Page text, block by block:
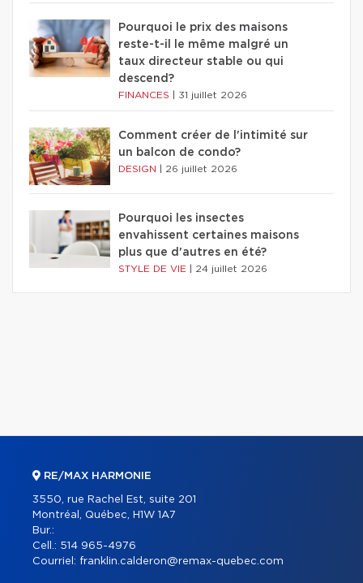
Pourquoi le prix des maisons
reste-t-il le même malgré un
taux directeur stable ou qui
descend?
FINANCES 31 juillet 2026
Comment créer de l'intimité sur
un balcon de condo?
DESIGN 26 juillet 2026
Pourquoi les insectes
envahissent certaines maisons
plus que d'autres en été?
STYLE DE VIE 24 juillet 2026
RE/MAX HARMONIE
3550, rue Rachel Est, suite 201
Montréal, Québec, H1W 1A7
Bur.:
Cell.: 514 965-4976
Courriel: franklin.calderon@remax-quebec.com